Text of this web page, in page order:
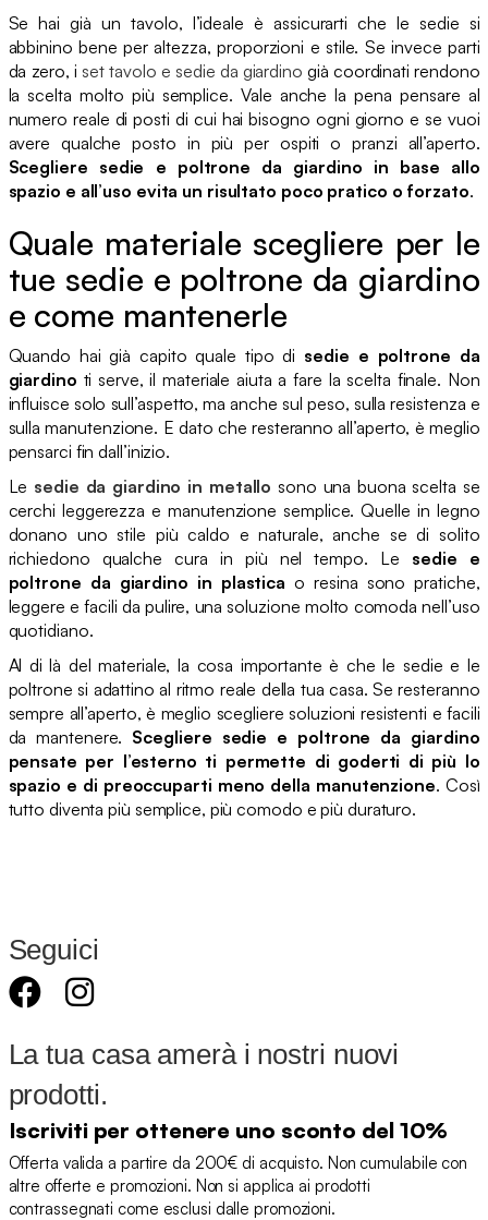
Se hai già un tavolo, l’ideale è assicurarti che le sedie si
abbinino bene per altezza, proporzioni e stile. Se invece parti
da zero, i set tavolo e sedie da giardino già coordinati rendono
la scelta molto più semplice. Vale anche la pena pensare al
numero reale di posti di cui hai bisogno ogni giorno e se vuoi
avere qualche posto in più per ospiti o pranzi all’aperto.
Scegliere sedie e poltrone da giardino in base allo
spazio e all’uso evita un risultato poco pratico o forzato.
Quale materiale scegliere per le
tue sedie e poltrone da giardino
e come mantenerle
Quando hai già capito quale tipo di sedie e poltrone da
giardino ti serve, il materiale aiuta a fare la scelta finale. Non
influisce solo sull’aspetto, ma anche sul peso, sulla resistenza e
sulla manutenzione. E dato che resteranno all’aperto, è meglio
pensarci fin dall’inizio.
Le sedie da giardino in metallo sono una buona scelta se
cerchi leggerezza e manutenzione semplice. Quelle in legno
donano uno stile più caldo e naturale, anche se di solito
richiedono qualche cura in più nel tempo. Le sedie e
poltrone da giardino in plastica o resina sono pratiche,
leggere e facili da pulire, una soluzione molto comoda nell’uso
quotidiano.
Al di là del materiale, la cosa importante è che le sedie e le
poltrone si adattino al ritmo reale della tua casa. Se resteranno
sempre all’aperto, è meglio scegliere soluzioni resistenti e facili
da mantenere. Scegliere sedie e poltrone da giardino
pensate per l’esterno ti permette di goderti di più lo
spazio e di preoccuparti meno della manutenzione. Così
tutto diventa più semplice, più comodo e più duraturo.
Seguici
La tua casa amerà i nostri nuovi
prodotti.
Iscriviti per ottenere uno sconto del 10%
Offerta valida a partire da 200€ di acquisto. Non cumulabile con
altre offerte e promozioni. Non si applica ai prodotti
contrassegnati come esclusi dalle promozioni.